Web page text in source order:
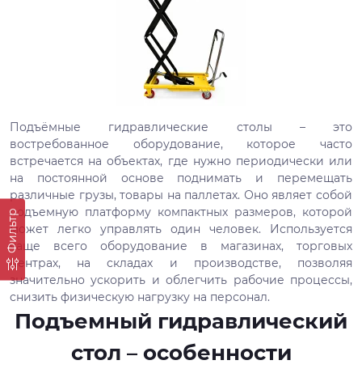
Фильтр
Подъёмные гидравлические столы – это
востребованное оборудование, которое часто
встречается на объектах, где нужно периодически или
на постоянной основе поднимать и перемещать
различные грузы, товары на паллетах. Оно являет собой
подъемную платформу компактных размеров, которой
может легко управлять один человек. Используется
чаще всего оборудование в магазинах, торговых
центрах, на складах и производстве, позволяя
значительно ускорить и облегчить рабочие процессы,
снизить физическую нагрузку на персонал.
Подъемный гидравлический
стол – особенности